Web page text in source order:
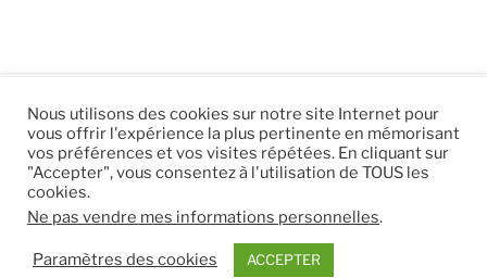
© 2026 |Mentions légales|Hébergement Eur’Net.|
RSS|sitemap
Nous utilisons des cookies sur notre site Internet pour
vous offrir l'expérience la plus pertinente en mémorisant
vos préférences et vos visites répétées. En cliquant sur
"Accepter", vous consentez à l'utilisation de TOUS les
cookies.
Ne pas vendre mes informations personnelles.
Paramètres des cookies ACCEPTER